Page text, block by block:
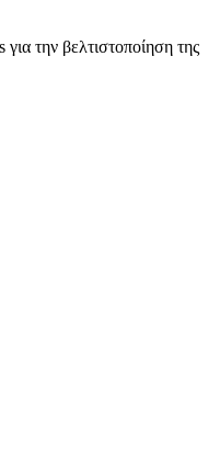
την βελτιστοποίηση της